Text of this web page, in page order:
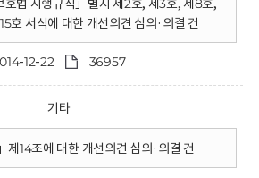
호법 시행규칙」별지 제2호, 제3호, 제8호,
호 서식에 대한 개선의견 심의·의결 건
12-22 36957
기타
제14조에 대한 개선의견 심의·의결 건